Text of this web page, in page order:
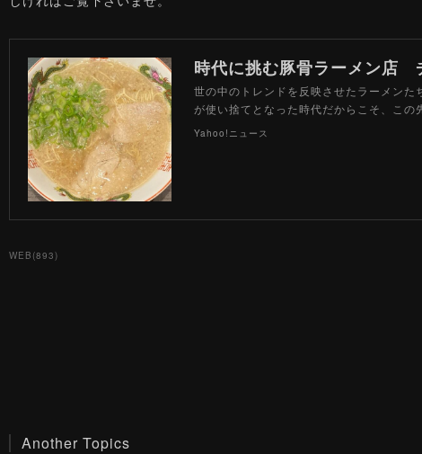
世の中のトレンドを反映させたラーメン
が使い捨てとなった時代だからこそ、この
Yahoo!ニュース
WEB (893)
Another Topics